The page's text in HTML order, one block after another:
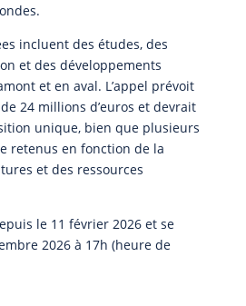
incluent des études, des
et des développements
et en aval. L’appel prévoit
24 millions d’euros et devrait
unique, bien que plusieurs
retenus en fonction de la
et des ressources
le 11 février 2026 et se
2026 à 17h (heure de